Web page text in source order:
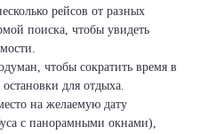
рейсов от разных
поиска, чтобы увидеть
чтобы сократить время в
для отдыха.
на желаемую дату
с панорамными окнами),